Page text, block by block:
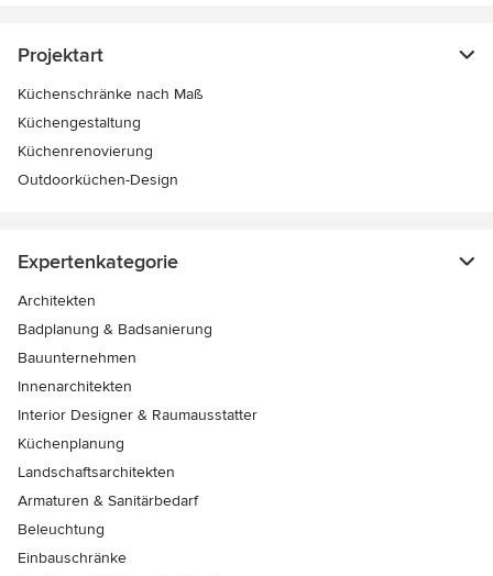
Projektart
Küchenschränke nach Maß
Küchengestaltung
Küchenrenovierung
Outdoorküchen-Design
Expertenkategorie
Architekten
Badplanung & Badsanierung
Bauunternehmen
Innenarchitekten
Interior Designer & Raumausstatter
Küchenplanung
Landschaftsarchitekten
Armaturen & Sanitärbedarf
Beleuchtung
Einbauschränke